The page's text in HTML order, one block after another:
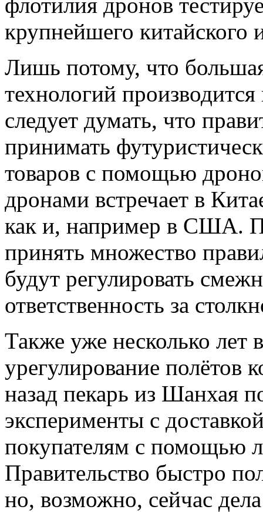
флотилия дронов
крупнейшего китайского
Лишь потому, что
технологий
следует думать, что
принимать
товаров с помощью
дронами встречает в
как и, например в США.
принять множество
будут регулировать
ответственность за
Также уже несколько лет
урегулирование полётов
назад пекарь из Шанхая
эксперименты с
покупателям с помощью
Правительство быстро
но, возможно, сейчас